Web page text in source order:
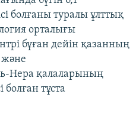
болғаны туралы ұлттық
орталығы
бұған дейін қазанның
және
Нера қалаларының
болған тұста